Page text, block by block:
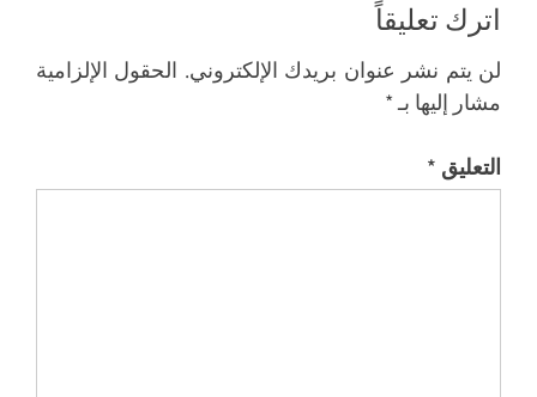
اترك تعليقاً
لن يتم نشر عنوان بريدك الإلكتروني. الحقول الإلزامية
مشار إليها بـ*
التعليق *